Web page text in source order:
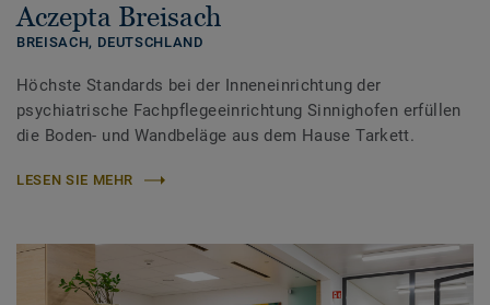
Aczepta Breisach
BREISACH, DEUTSCHLAND
Höchste Standards bei der Inneneinrichtung der
psychiatrische Fachpflegeeinrichtung Sinnighofen erfüllen
die Boden- und Wandbeläge aus dem Hause Tarkett.
LESEN SIE MEHR